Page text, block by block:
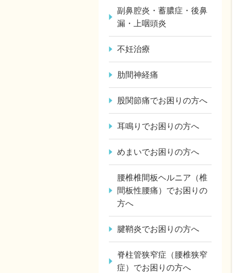
副鼻腔炎・蓄膿症・後鼻
漏・上咽頭炎
不妊治療
肋間神経痛
股関節痛でお困りの方へ
耳鳴りでお困りの方へ
めまいでお困りの方へ
腰椎椎間板ヘルニア（椎
間板性腰痛）でお困りの
方へ
腱鞘炎でお困りの方へ
脊柱管狭窄症（腰椎狭窄
症）でお困りの方へ